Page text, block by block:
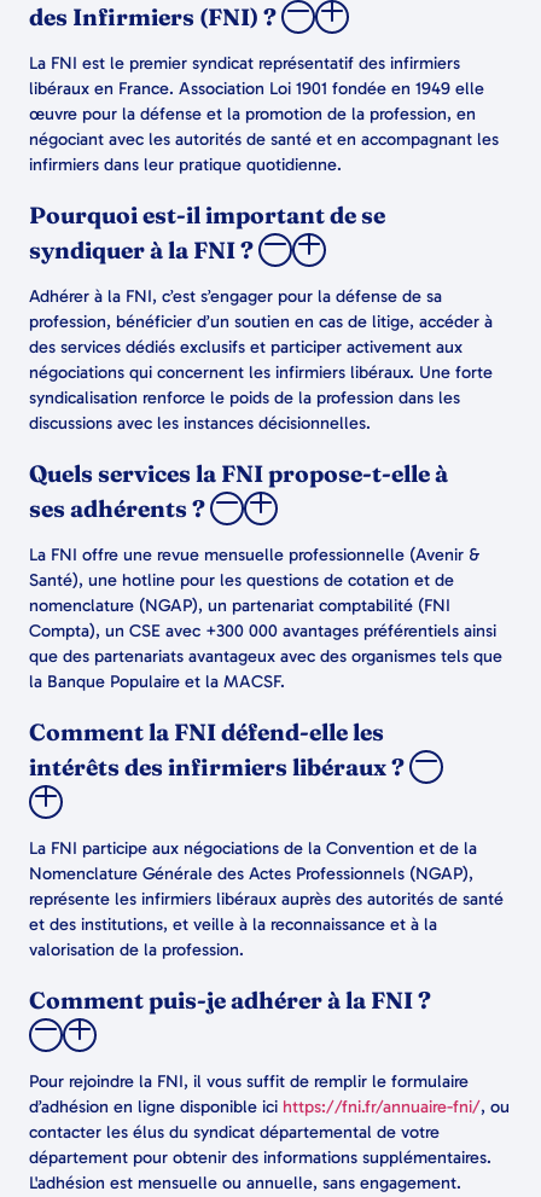
des Infirmiers (FNI) ?
La FNI est le premier syndicat représentatif des infirmiers
libéraux en France. Association Loi 1901 fondée en 1949 elle
œuvre pour la défense et la promotion de la profession, en
négociant avec les autorités de santé et en accompagnant les
infirmiers dans leur pratique quotidienne.
Pourquoi est-il important de se
syndiquer à la FNI ?
Adhérer à la FNI, c’est s’engager pour la défense de sa
profession, bénéficier d’un soutien en cas de litige, accéder à
des services dédiés exclusifs et participer activement aux
négociations qui concernent les infirmiers libéraux. Une forte
syndicalisation renforce le poids de la profession dans les
discussions avec les instances décisionnelles.
Quels services la FNI propose-t-elle à
ses adhérents ?
La FNI offre une revue mensuelle professionnelle (Avenir &
Santé), une hotline pour les questions de cotation et de
nomenclature (NGAP), un partenariat comptabilité (FNI
Compta), un CSE avec +300 000 avantages préférentiels ainsi
que des partenariats avantageux avec des organismes tels que
la Banque Populaire et la MACSF.
Comment la FNI défend-elle les
intérêts des infirmiers libéraux ?
La FNI participe aux négociations de la Convention et de la
Nomenclature Générale des Actes Professionnels (NGAP),
représente les infirmiers libéraux auprès des autorités de santé
et des institutions, et veille à la reconnaissance et à la
valorisation de la profession.
Comment puis-je adhérer à la FNI ?
Pour rejoindre la FNI, il vous suffit de remplir le formulaire
d’adhésion en ligne disponible ici https://fni.fr/annuaire-fni/, ou
contacter les élus du syndicat départemental de votre
département pour obtenir des informations supplémentaires.
L'adhésion est mensuelle ou annuelle, sans engagement.